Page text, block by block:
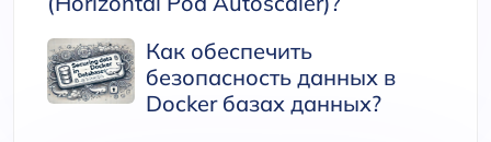
Как обеспечить
безопасность данных в
Docker базах данных?